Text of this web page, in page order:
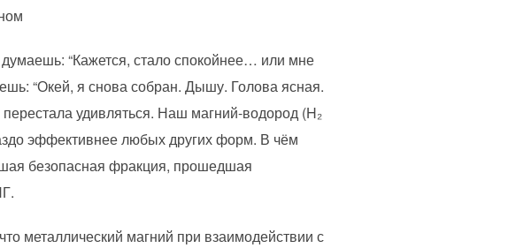
“Кажется, стало спокойнее… или мне
“Окей, я снова собран. Дышу. Голова ясная.
удивляться. Наш магний-водород (H₂
эффективнее любых других форм. В чём
безопасная фракция, прошедшая
металлический магний при взаимодействии с